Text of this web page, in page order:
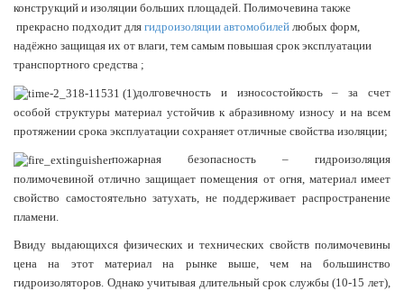
конструкций и изоляции больших площадей. Полимочевина также
прекрасно подходит для гидроизоляции автомобилей любых форм,
надёжно защищая их от влаги, тем самым повышая срок эксплуатации
транспортного средства ;
долговечность и износостойкость – за счет
особой структуры материал устойчив к абразивному износу и на всем
протяжении срока эксплуатации сохраняет отличные свойства изоляции;
пожарная безопасность – гидроизоляция
полимочевиной отлично защищает помещения от огня, материал имеет
свойство самостоятельно затухать, не поддерживает распространение
пламени.
Ввиду выдающихся физических и технических свойств полимочевины
цена на этот материал на рынке выше, чем на большинство
гидроизоляторов. Однако учитывая длительный срок службы (10-15 лет),